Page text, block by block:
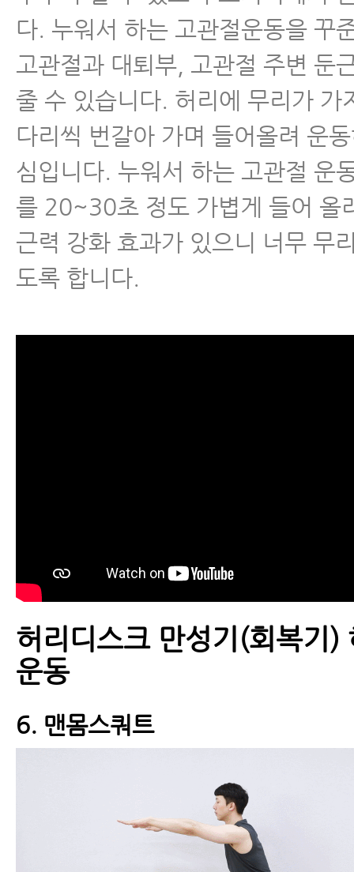
- 허리디스크보존치료 오래해도
도대체 무엇이 문제인가? 해결 방
허리통증
좌골신경통
척추관협착증
척추분리증
척추전방전위증
척추유합술 후 재발
디스크 내장증
다. 누워서 하는 고관절운동을 꾸
고관절과 대퇴부, 고관절 주변 둔
줄 수 있습니다. 허리에 무리가 가
다리씩 번갈아 가며 들어올려 운
심입니다. 누워서 하는 고관절 운
를 20~30초 정도 가볍게 들어 올
근력 강화 효과가 있으니 너무 무
도록 합니다.
허리디스크 만성기(회복기)
운동
6. 맨몸스쿼트